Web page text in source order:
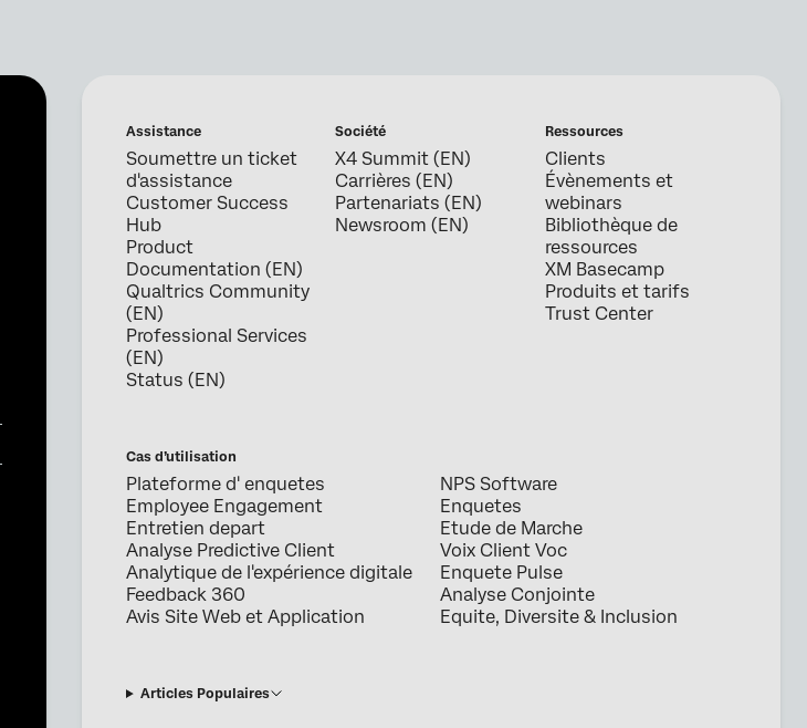
Assistance
Soumettre un ticket
d'assistance
Customer Success
Hub
Product
Documentation (EN)
Qualtrics Community
(EN)
Professional Services
(EN)
Status (EN)
Société
X4 Summit (EN)
Carrières (EN)
Partenariats (EN)
Newsroom (EN)
Ressources
Clients
Évènements et
webinars
Bibliothèque de
ressources
XM Basecamp
Produits et tarifs
Trust Center
Cas d’utilisation
Plateforme d' enquetes
Employee Engagement
Entretien depart
Analyse Predictive Client
Analytique de l'expérience digitale
Feedback 360
Avis Site Web et Application
NPS Software
Enquetes
Etude de Marche
Voix Client Voc
Enquete Pulse
Analyse Conjointe
Equite, Diversite & Inclusion
Articles Populaires